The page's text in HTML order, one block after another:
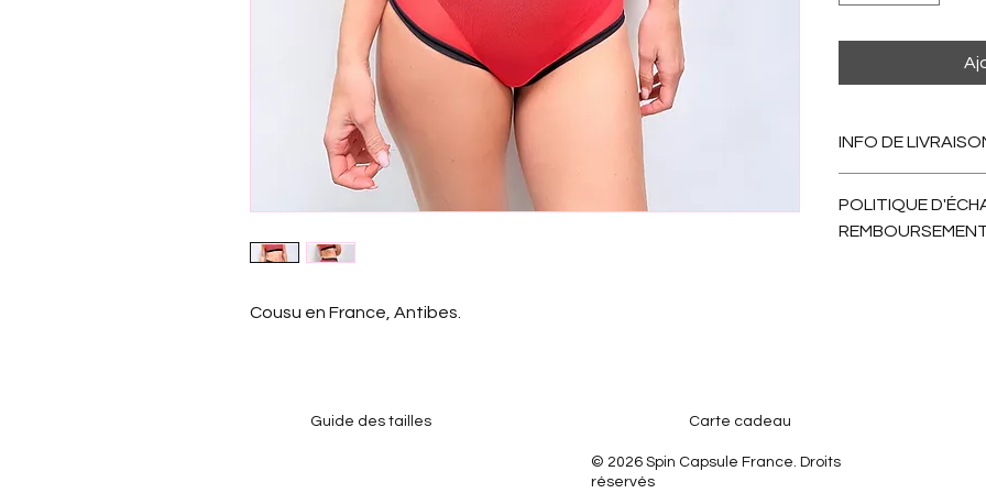
Cousu en France, Antibes.
INFO DE
on envoie. Comptez
POLITIQUE
Guide des tailles Carte cadeau
© 2026 Spin Capsule France. Droits
réservés